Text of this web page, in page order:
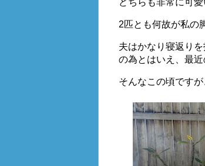
どちらも非常に可
2匹とも何故が私の
夫はかなり寝返り
の為とはいえ、最
そんなこの頃です